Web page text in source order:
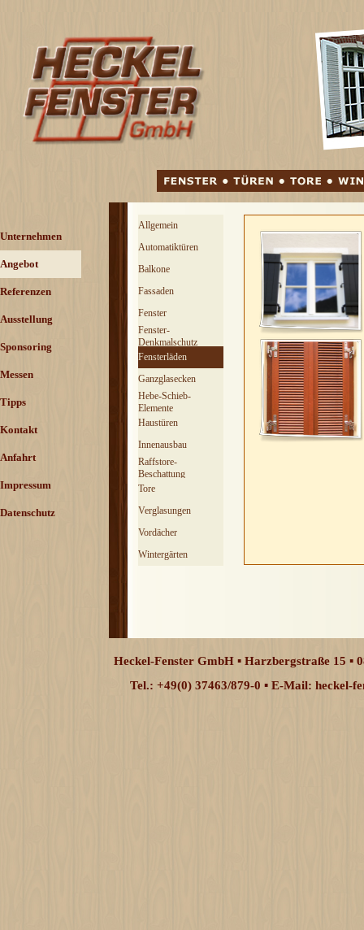
Unternehmen
Angebot
Referenzen
Ausstellung
Sponsoring
Messen
Tipps
Kontakt
Anfahrt
Impressum
Datenschutz
Allgemein
Automatiktüren
Balkone
Fassaden
Fenster
Fenster-
Denkmalschutz
Fensterläden
Ganzglasecken
Hebe-Schieb-
Elemente
Haustüren
Innenausbau
Raffstore-
Beschattung
Tore
Verglasungen
Vordächer
Wintergärten
Heckel-Fenster GmbH ▪ Harzbergstraße 15 ▪
Tel.: +49(0) 37463/879-0 ▪ E-Mail: heckel-